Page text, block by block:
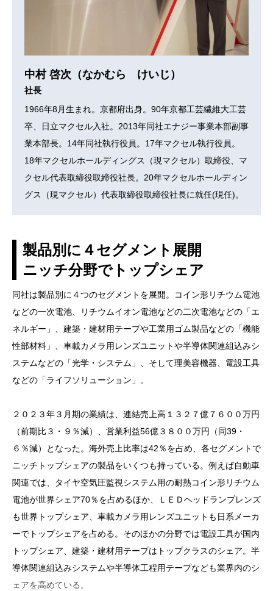
中村 啓次（なかむら けいじ）
社長
1966年8月生まれ。京都府出身。90年京都工芸繊維大工芸
卒、日立マクセル入社。2013年同社エナジー事業本部副事
業本部長。14年同社執行役員。17年マクセル執行役員。
18年マクセルホールディングス（現マクセル）取締役、マ
クセル代表取締役取締役社長。20年マクセルホールディン
グス（現マクセル）代表取締役取締役社長に就任(現任)。
製品別に４セグメント展開
ニッチ分野でトップシェア
同社は製品別に４つのセグメントを展開。コイン形リチウム電池
などの一次電池、リチウムイオン電池などの二次電池などの「エ
ネルギー」、建築・建材用テープや工業用ゴム製品などの「機能
性部材料」、車載カメラ用レンズユニットや半導体関連組込みシ
ステムなどの「光学・システム」、そして理美容機器、電設工具
などの「ライフソリューション」。
２０２３年３月期の業績は、連結売上高１３２７億７６００万円
（前期比３・９％減）、営業利益56億３８００万円（同39・
６％減）となった。海外売上比率は42％を占め、各セグメントで
ニッチトップシェアの製品をいくつも持っている。例えば自動車
関連では、タイヤ空気圧監視システム用の耐熱コイン形リチウム
電池が世界シェア70％を占めるほか、ＬＥＤヘッドランプレンズ
も世界トップシェア、車載カメラ用レンズユニットも日系メーカ
ーでトップシェアを占める。そのほかの分野では電設工具が国内
トップシェア、建築・建材用テープはトップクラスのシェア。半
導体関連組込みシステムや半導体工程用テープなども業界内のシ
ェアを高めている。